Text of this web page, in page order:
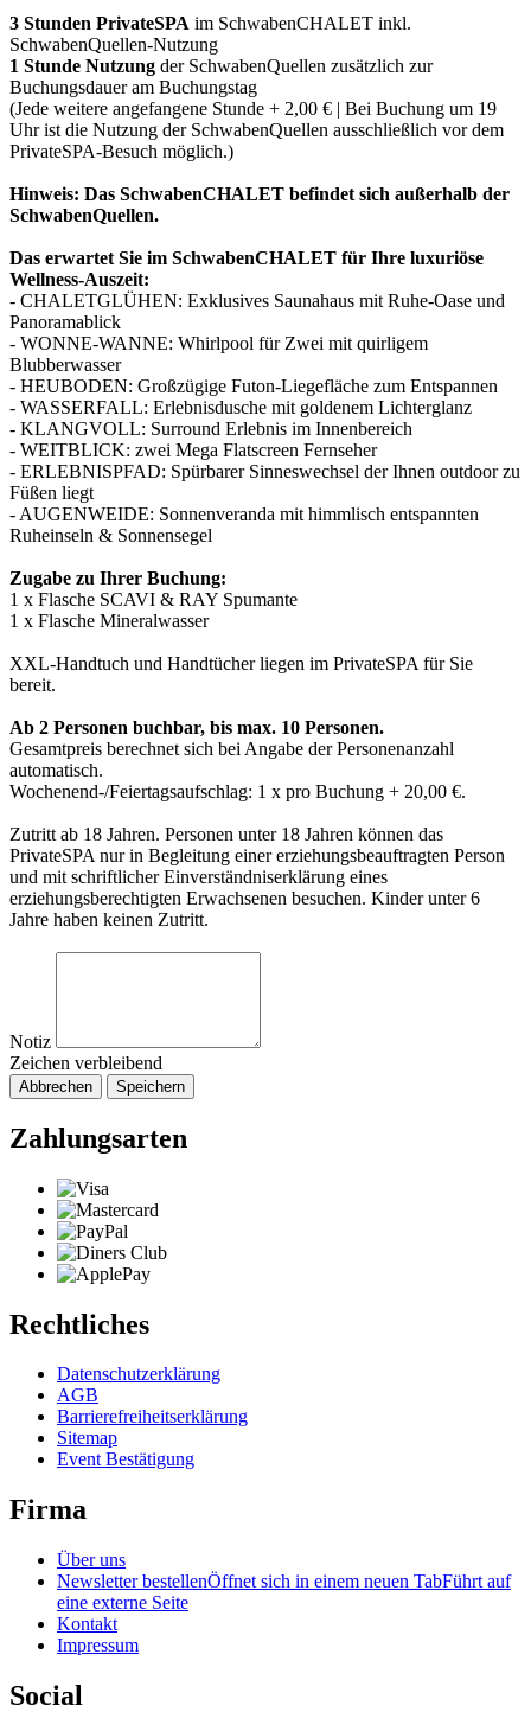
3 Stunden PrivateSPA im SchwabenCHALET inkl.
SchwabenQuellen-Nutzung
1 Stunde Nutzung der SchwabenQuellen zusätzlich zur
Buchungsdauer am Buchungstag
(Jede weitere angefangene Stunde + 2,00 € | Bei Buchung um 19
Uhr ist die Nutzung der SchwabenQuellen ausschließlich vor dem
PrivateSPA-Besuch möglich.)
Hinweis: Das SchwabenCHALET befindet sich außerhalb der
SchwabenQuellen.
Das erwartet Sie im SchwabenCHALET für Ihre luxuriöse
Wellness-Auszeit:
- CHALETGLÜHEN: Exklusives Saunahaus mit Ruhe-Oase und
Panoramablick
- WONNE-WANNE: Whirlpool für Zwei mit quirligem
Blubberwasser
- HEUBODEN: Großzügige Futon-Liegefläche zum Entspannen
- WASSERFALL: Erlebnisdusche mit goldenem Lichterglanz
- KLANGVOLL: Surround Erlebnis im Innenbereich
- WEITBLICK: zwei Mega Flatscreen Fernseher
- ERLEBNISPFAD: Spürbarer Sinneswechsel der Ihnen outdoor zu
Füßen liegt
- AUGENWEIDE: Sonnenveranda mit himmlisch entspannten
Ruheinseln & Sonnensegel
Zugabe zu Ihrer Buchung:
1 x Flasche SCAVI & RAY Spumante
1 x Flasche Mineralwasser
XXL-Handtuch und Handtücher liegen im PrivateSPA für Sie
bereit.
Ab 2 Personen buchbar, bis max. 10 Personen.
Gesamtpreis berechnet sich bei Angabe der Personenanzahl
automatisch.
Wochenend-/Feiertagsaufschlag: 1 x pro Buchung + 20,00 €.
Zutritt ab 18 Jahren. Personen unter 18 Jahren können das
PrivateSPA nur in Begleitung einer erziehungsbeauftragten Person
und mit schriftlicher Einverständniserklärung eines
erziehungsberechtigten Erwachsenen besuchen. Kinder unter 6
Jahre haben keinen Zutritt.
Notiz
Zeichen verbleibend
Abbrechen Speichern
Zahlungsarten
Rechtliches
Datenschutzerklärung
AGB
Barrierefreiheitserklärung
Sitemap
Event Bestätigung
Firma
Über uns
Newsletter bestellenÖffnet sich in einem neuen TabFührt auf
eine externe Seite
Kontakt
Impressum
Social